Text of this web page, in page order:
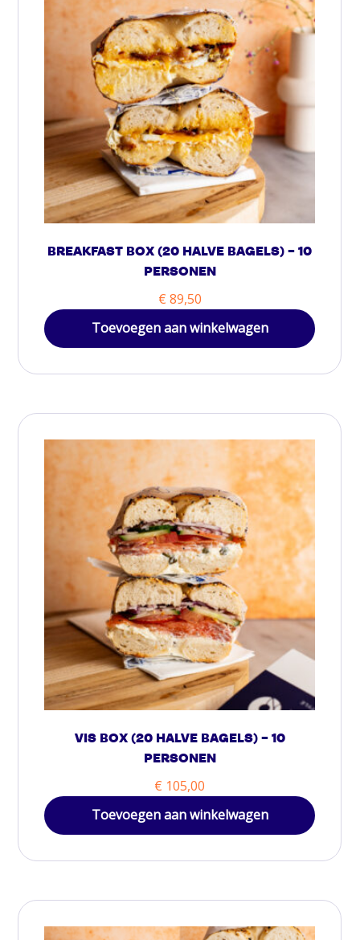
BREAKFAST BOX (20 HALVE BAGELS) – 10
PERSONEN
€ 89,50
Toevoegen aan winkelwagen
VIS BOX (20 HALVE BAGELS) – 10
PERSONEN
€ 105,00
Toevoegen aan winkelwagen